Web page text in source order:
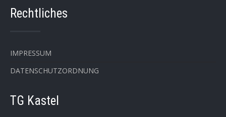
Rechtliches
IMPRESSUM
DATENSCHUTZORDNUNG
TG Kastel